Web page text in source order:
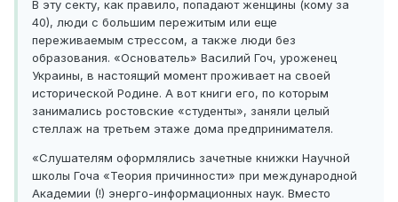
В эту секту, как правило, попадают женщины (кому за
40), люди с большим пережитым или еще
переживаемым стрессом, а также люди без
образования. «Основатель» Василий Гоч, уроженец
Украины, в настоящий момент проживает на своей
исторической Родине. А вот книги его, по которым
занимались ростовские «студенты», заняли целый
стеллаж на третьем этаже дома предпринимателя.
«Слушателям оформлялись зачетные книжки Научной
школы Гоча «Теория причинности» при международной
Академии (!) энерго-информационных наук. Вместо